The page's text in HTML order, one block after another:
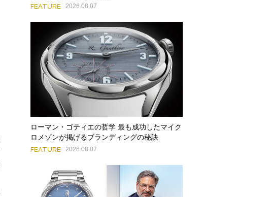
FEATURE 2026.08.07
ローマン・ゴティエの哲学 最も成功したマイク
ロメゾンが掲げるブランディングの秘訣
FEATURE 2026.08.07